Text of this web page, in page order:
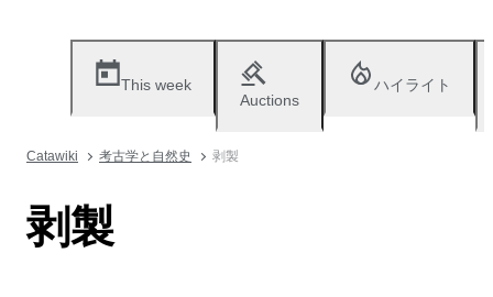
This week
Auctions
ハイライト
Catawiki 考古学と自然史 剥製
剥製